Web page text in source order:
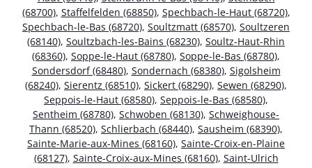
(68700), Staffelfelden (68850), Spechbach-le-Haut (68720),
Spechbach-le-Bas (68720), Soultzmatt (68570), Soultzeren
(68140), Soultzbach-les-Bains (68230), Soultz-Haut-Rhin
(68360), Soppe-le-Haut (68780), Soppe-le-Bas (68780),
Sondersdorf (68480), Sondernach (68380), Sigolsheim
(68240), Sierentz (68510), Sickert (68290), Sewen (68290),
Seppois-le-Haut (68580), Seppois-le-Bas (68580),
Sentheim (68780), Schwoben (68130), Schweighouse-
Thann (68520), Schlierbach (68440), Sausheim (68390),
Sainte-Marie-aux-Mines (68160), Sainte-Croix-en-Plaine
(68127), Sainte-Croix-aux-Mines (68160), Saint-Ulrich